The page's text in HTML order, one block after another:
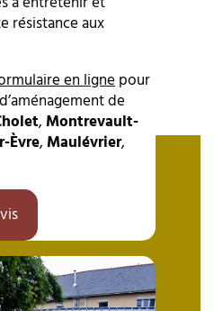
résistance aux
en lignepour
de
,Montrevault-
Èvre,Maulévrier,